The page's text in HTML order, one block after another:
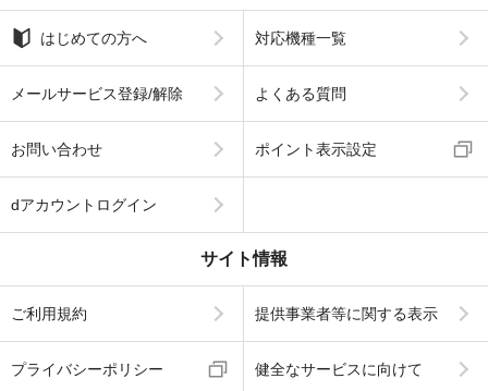
はじめての方へ 対応機種一覧
メールサービス登録/解除 よくある質問
お問い合わせ ポイント表示設定
dアカウントログイン
サイト情報
ご利用規約 提供事業者等に関する表示
プライバシーポリシー 健全なサービスに向けて